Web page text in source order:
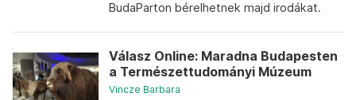
BudaParton bérelhetnek majd irodákat.
Válasz Online: Maradna Budapesten
a Természettudományi Múzeum
Vincze Barbara